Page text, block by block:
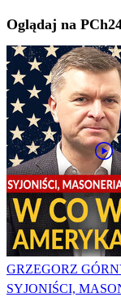
Oglądaj na
GRZEGORZ
SYJONIŚCI,